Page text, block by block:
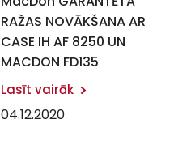
RAŽAS NOVĀKŠANA AR
CASE IH AF 8250 UN
MACDON FD135
Lasīt vairāk
04.12.2020